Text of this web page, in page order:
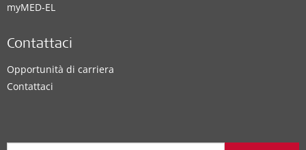
myMED‑EL
Contattaci
Opportunità di carriera
Contattaci